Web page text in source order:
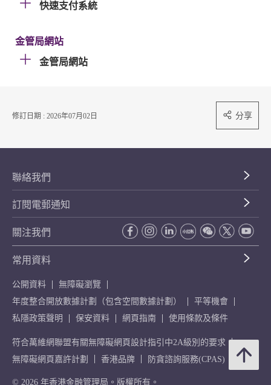
快速支付系統
金管局網站
金管局網站
修訂日期 : 2026年07月02日 分享
聯絡我們
訂閱電郵通知
關注我們
常用資料
公開資料
無障礙瀏覽
年度整合開放數據計劃（包含空間數據計劃）
平等機會
私隱政策聲明
保安資料 網頁指南 使用條款及條件
符合萬維網聯盟有關無障礙網頁設計指引中2A級別的要求
無障礙網頁嘉許計劃
香港品牌 防貪諮詢服務(CPAS)
© 2026 年香港金融管理局。版權所有。